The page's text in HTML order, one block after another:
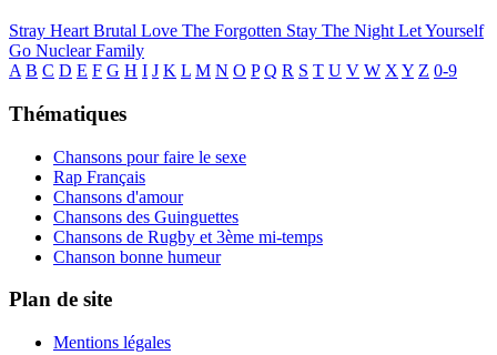
Stray Heart Brutal Love The Forgotten Stay The Night Let Yourself
Go Nuclear Family
A B C D E F G H I J K L M N O P Q R S T U V W X Y Z 0-9
Thématiques
Chansons pour faire le sexe
Rap Français
Chansons d'amour
Chansons des Guinguettes
Chansons de Rugby et 3ème mi-temps
Chanson bonne humeur
Plan de site
Mentions légales